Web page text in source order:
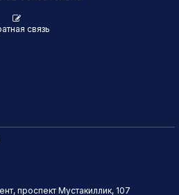
связь
проспект Мустакиллик, 107